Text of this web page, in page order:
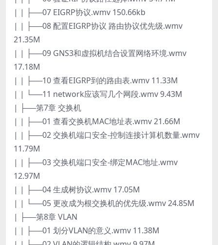
| | ├──07 EIGRP协议.wmv 150.66kb
| | ├──08 配置EIGRP协议 路由协议优先级.wmv
21.35M
| | ├──09 GNS3和虚拟机结合设置网络环境.wmv
17.18M
| | ├──10 查看EIGRP到的路由表.wmv 11.33M
| | └──11 network应该写几个网段.wmv 9.43M
| ├──第7章 交换机
| | ├──01 查看交换机MAC地址表.wmv 21.66M
| | ├──02 交换机端口安全-控制连接计算机数量.wmv
11.79M
| | ├──03 交换机端口安全-绑定MAC地址.wmv
12.97M
| | ├──04 生成树协议.wmv 17.05M
| | └──05 更改成为根交换机的优先级.wmv 24.85M
| ├──第8章 VLAN
| | ├──01 划分VLAN的意义.wmv 11.38M